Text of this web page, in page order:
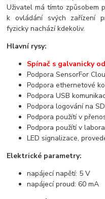
Uživatel má tímto způsobem
k ovládání svých zařízení
fyzicky nachází kdekoliv.
Hlavní rysy:
Spínač s galvanicky
Podpora SensorFor
Podpora ethernetové
Podpora USB
Podpora logování na
Podpora použítí v
Podpora použítí v
LED signalizace,
Elektrické parametry:
napájecí napětí: 5 V
napájecí proud: 60 mA